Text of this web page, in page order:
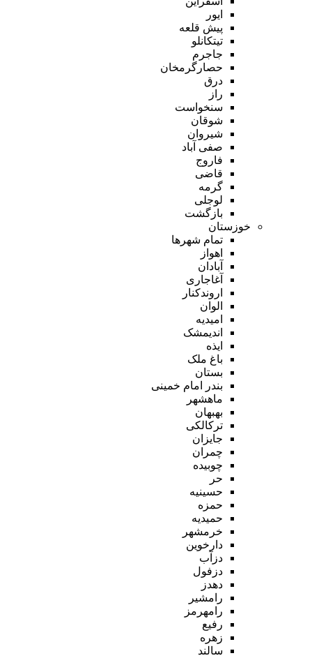
ایور
پیش قلعه
تیتکانلو
جاجرم
حصارگرمخان
درق
راز
سنخواست
شوقان
شیروان
صفی آباد
فاروج
قاضی
گرمه
لوجلی
بازگشت
خوزستان
تمام شهر‌ها
اهواز
آبادان
آغاجاری
اروندکنار
الوان
امیدیه
اندیمشک
ایذه
باغ ملک
بستان
بندر امام خمینی
ماهشهر
بهبهان
ترکالکی
جایزان
چمران
چوبیده
حر
حسینیه
حمزه
حمیدیه
خرمشهر
دارخوین
دزآب
دزفول
دهدز
رامشیر
رامهرمز
رفیع
زهره
سالند